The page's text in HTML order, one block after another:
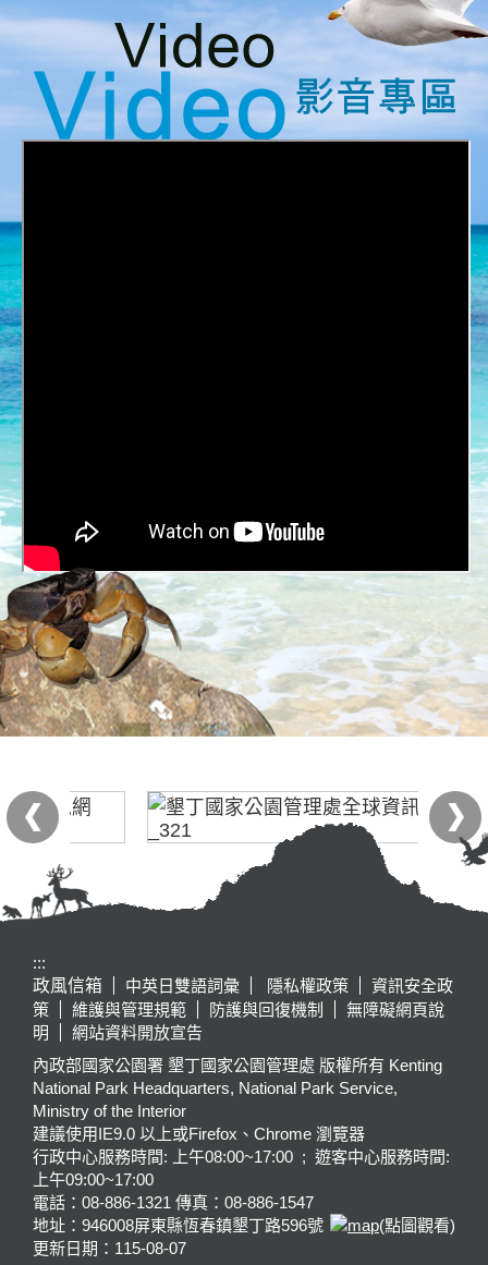
:::
政風信箱
中英日雙語詞彙 隱私權政策
資訊安全政
策
維護與管理規範 防護與回復機制
無障礙網頁說
明
網站資料開放宣告
內政部國家公園署 墾丁國家公園管理處 版權所有 Kenting
National Park Headquarters, National Park Service,
Ministry of the Interior
建議使用IE9.0 以上或Firefox、Chrome 瀏覽器
行政中心服務時間: 上午08:00~17:00 ; 遊客中心服務時間:
上午09:00~17:00
電話：08-886-1321 傳真：08-886-1547
地址：946008屏東縣恆春鎮墾丁路596號
(點圖觀看)
更新日期： 115-08-07